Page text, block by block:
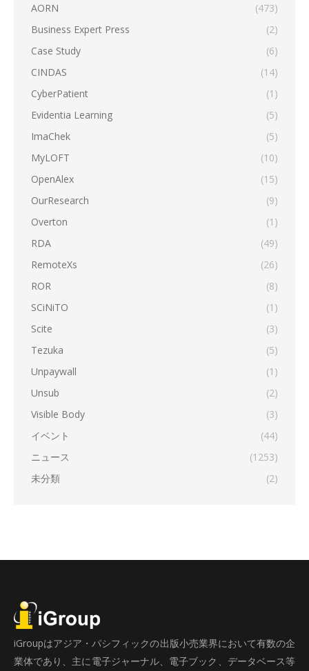
AORN
(473)
Business Expert Press
(2)
Case Study
(6)
CINDAS
(14)
CyberPatient
(1)
Evidentia Learning
(5)
ImaChek
(5)
MyLOFT
(10)
OpenAlex
(15)
OurResearch
(9)
Overton
(1)
RDA
(49)
RemoteXs
(26)
ROR
(8)
SCiNiTO
(1)
Scite
(3)
Tezuka
(5)
Unpaywall
(1)
Unsub
(2)
Visible Body
(3)
イベント
(44)
ニュース
(1253)
未分類
(2)
iGroupはアジア・パシフィックの出版小売業界において有数の企
業体であり、主に電子ジャーナル、電子ブック、データベース等